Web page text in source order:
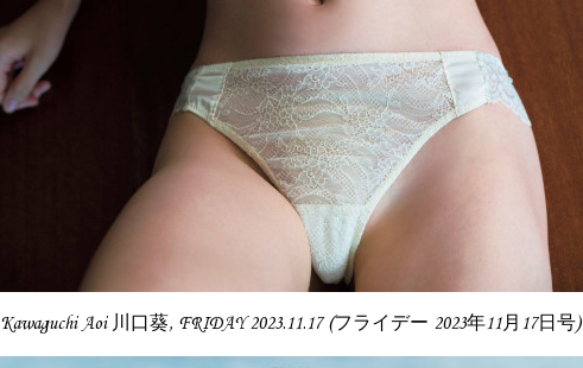
Kawaguchi Aoi 川口葵, FRIDAY 2023.11.17 (フライデー 2023年11月17日号)